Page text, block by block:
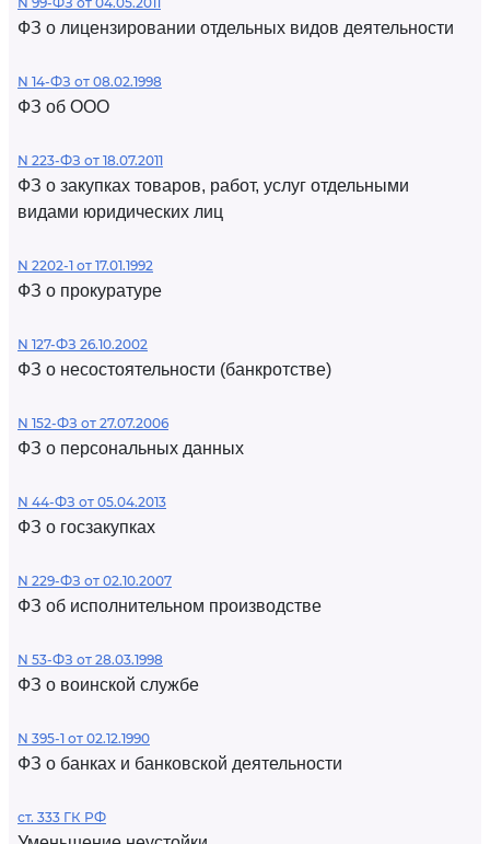
ФЗ о лицензировании отдельных видов деятельности
N 14-ФЗ от 08.02.1998
ФЗ об ООО
N 223-ФЗ от 18.07.2011
ФЗ о закупках товаров, работ, услуг отдельными
видами юридических лиц
N 2202-1 от 17.01.1992
ФЗ о прокуратуре
N 127-ФЗ 26.10.2002
ФЗ о несостоятельности (банкротстве)
N 152-ФЗ от 27.07.2006
ФЗ о персональных данных
N 44-ФЗ от 05.04.2013
ФЗ о госзакупках
N 229-ФЗ от 02.10.2007
ФЗ об исполнительном производстве
N 53-ФЗ от 28.03.1998
ФЗ о воинской службе
N 395-1 от 02.12.1990
ФЗ о банках и банковской деятельности
ст. 333 ГК РФ